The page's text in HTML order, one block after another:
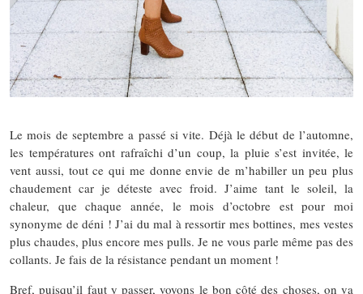
Le mois de septembre a passé si vite. Déjà le début de l’automne,
les températures ont rafraîchi d’un coup, la pluie s’est invitée, le
vent aussi, tout ce qui me donne envie de m’habiller un peu plus
chaudement car je déteste avec froid. J’aime tant le soleil, la
chaleur, que chaque année, le mois d’octobre est pour moi
synonyme de déni ! J’ai du mal à ressortir mes bottines, mes vestes
plus chaudes, plus encore mes pulls. Je ne vous parle même pas des
collants. Je fais de la résistance pendant un moment !
Bref, puisqu’il faut y passer, voyons le bon côté des choses, on va